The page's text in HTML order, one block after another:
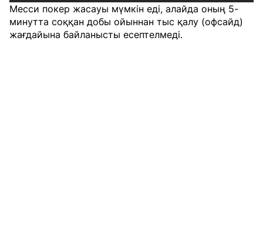
Месси покер жасауы мүмкін еді, алайда оның 5-
минутта соққан добы ойыннан тыс қалу (офсайд)
жағдайына байланысты есептелмеді.